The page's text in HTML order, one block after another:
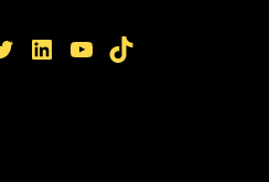
LinkedIn YouTube TikTok